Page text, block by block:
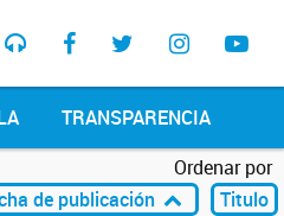
TRANSPARENCIA
Ordenar por
de publicación
Titulo